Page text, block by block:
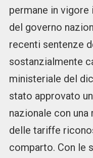
permane in
del governo
recenti sentenze
sostanzialmente
ministeriale del
stato approvato
nazionale con
delle tariffe
comparto. Con le